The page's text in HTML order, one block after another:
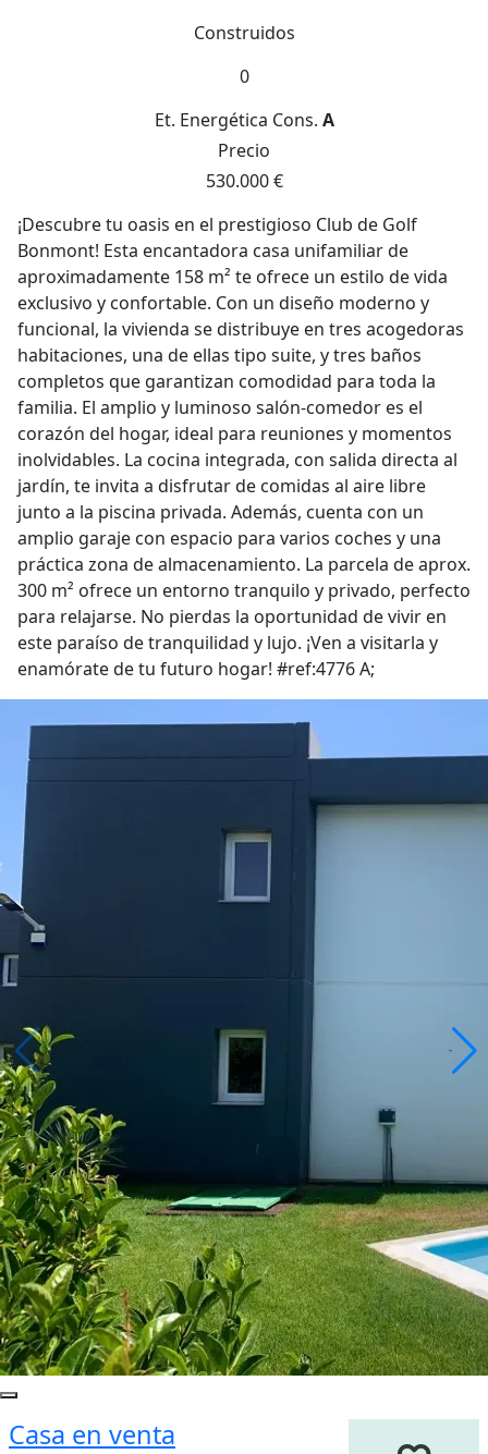
Construidos
0
Et. Energética Cons. A
Precio
530.000 €
¡Descubre tu oasis en el prestigioso Club de Golf
Bonmont! Esta encantadora casa unifamiliar de
aproximadamente 158 m² te ofrece un estilo de vida
exclusivo y confortable. Con un diseño moderno y
funcional, la vivienda se distribuye en tres acogedoras
habitaciones, una de ellas tipo suite, y tres baños
completos que garantizan comodidad para toda la
familia. El amplio y luminoso salón-comedor es el
corazón del hogar, ideal para reuniones y momentos
inolvidables. La cocina integrada, con salida directa al
jardín, te invita a disfrutar de comidas al aire libre
junto a la piscina privada. Además, cuenta con un
amplio garaje con espacio para varios coches y una
práctica zona de almacenamiento. La parcela de aprox.
300 m² ofrece un entorno tranquilo y privado, perfecto
para relajarse. No pierdas la oportunidad de vivir en
este paraíso de tranquilidad y lujo. ¡Ven a visitarla y
enamórate de tu futuro hogar! #ref:4776 A;
Casa en venta